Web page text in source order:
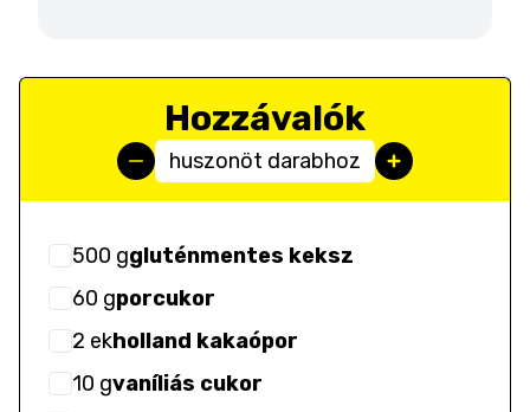
Hozzávalók
huszonöt darabhoz
500 ggluténmentes keksz
60 gporcukor
2 ekholland kakaópor
10 gvaníliás cukor